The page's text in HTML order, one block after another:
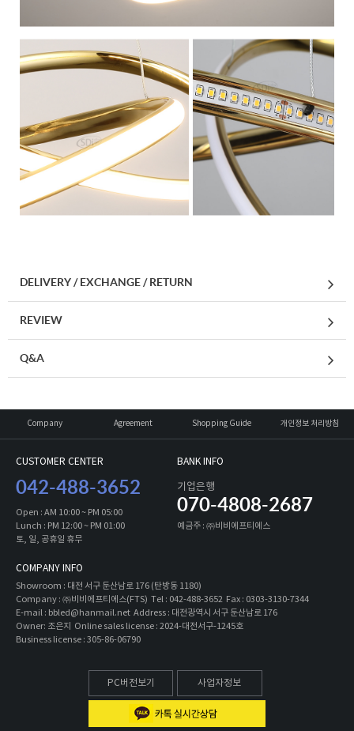
DELIVERY / EXCHANGE / RETURN
REVIEW
Q&A
Company Agreement Shopping Guide 개인정보 처리방침
CUSTOMER CENTER
042-488-3652
Open : AM 10:00 ~ PM 05:00
Lunch : PM 12:00 ~ PM 01:00
토, 일, 공휴일 휴무
BANK INFO
기업은행
070-4808-2687
예금주 : ㈜비비에프티에스
COMPANY INFO
Showroom : 대전 서구 둔산남로 176 (탄방동 1180)
Company : ㈜비비에프티에스(FTS) Tel : 042-488-3652 Fax : 0303-3130-7344
E-mail : bbled@hanmail.net Address : 대전광역시 서구 둔산남로 176
Owner: 조은지 Online sales license : 2024-대전서구-1245호
Business license : 305-86-06790
PC버전보기 사업자정보